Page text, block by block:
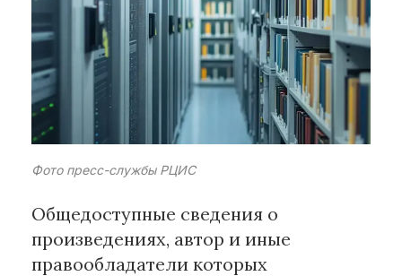
Рубрики
Интеллектуальная собственность
и креативные индустрии
Кино и театр
Искусство
Дизайн и мода
Архитектура и урбанистика
Наука и технологии
Медиа
Фото пресс-службы РЦИС
Общедоступные сведения о
произведениях, автор и иные
правообладатели которых